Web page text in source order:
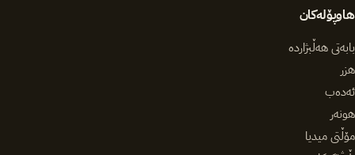
هاوپۆلەکان
بابەتی هەڵبژاردە
هزر
ئەدەب
هونەر
مۆڵتی میدیا